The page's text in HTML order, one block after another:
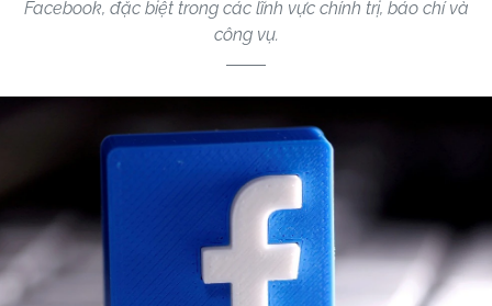
Facebook, đặc biệt trong các lĩnh vực chính trị, báo chí và
công vụ.